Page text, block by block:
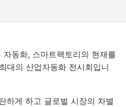
자동화, 스마트팩토리의 현재를
대의 산업자동화 전시회입니
하게 하고 글로벌 시장의 차별